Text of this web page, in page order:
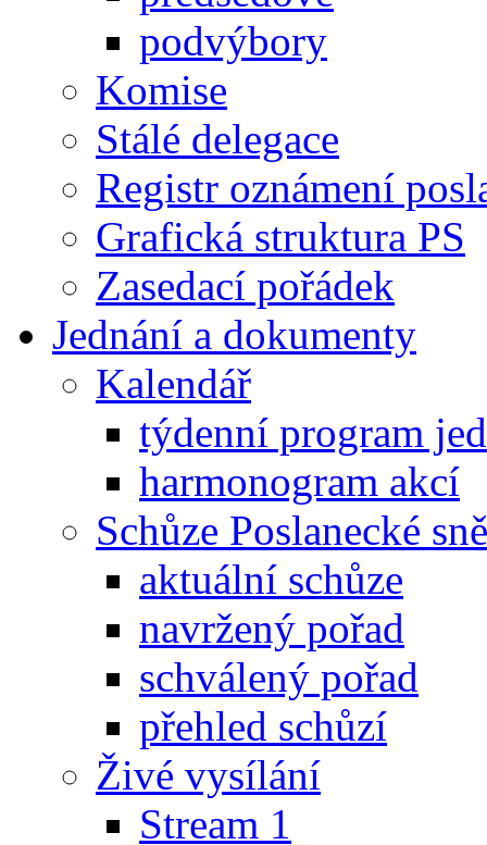
podvýbory
Komise
Stálé delegace
Registr oznámení
Grafická struktura PS
Zasedací pořádek
Jednání a dokumenty
Kalendář
týdenní program
harmonogram akcí
Schůze Poslanecké
aktuální schůze
navržený pořad
schválený pořad
přehled schůzí
Živé vysílání
Stream 1